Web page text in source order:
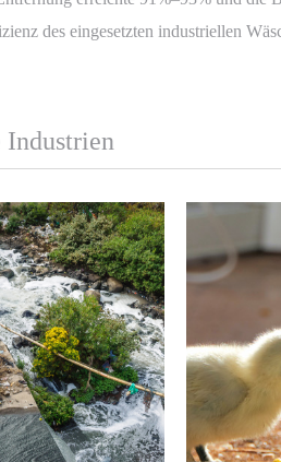
des eingesetzten industriellen
Industrien